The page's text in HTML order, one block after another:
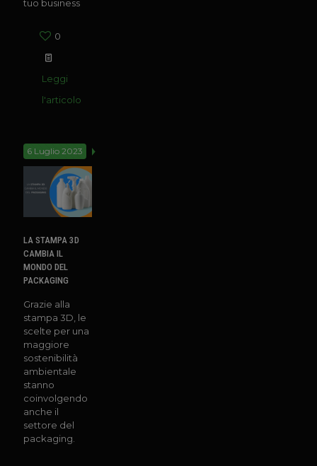
tuo business
0
Leggi
l'articolo
6 Luglio 2023
LA STAMPA 3D
CAMBIA IL
MONDO DEL
PACKAGING
Grazie alla
stampa 3D, le
scelte per una
maggiore
sostenibilità
ambientale
stanno
coinvolgendo
anche il
settore del
packaging.